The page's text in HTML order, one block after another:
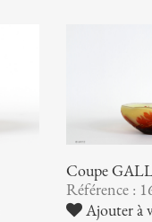
Coupe
Référence :
Ajouter à